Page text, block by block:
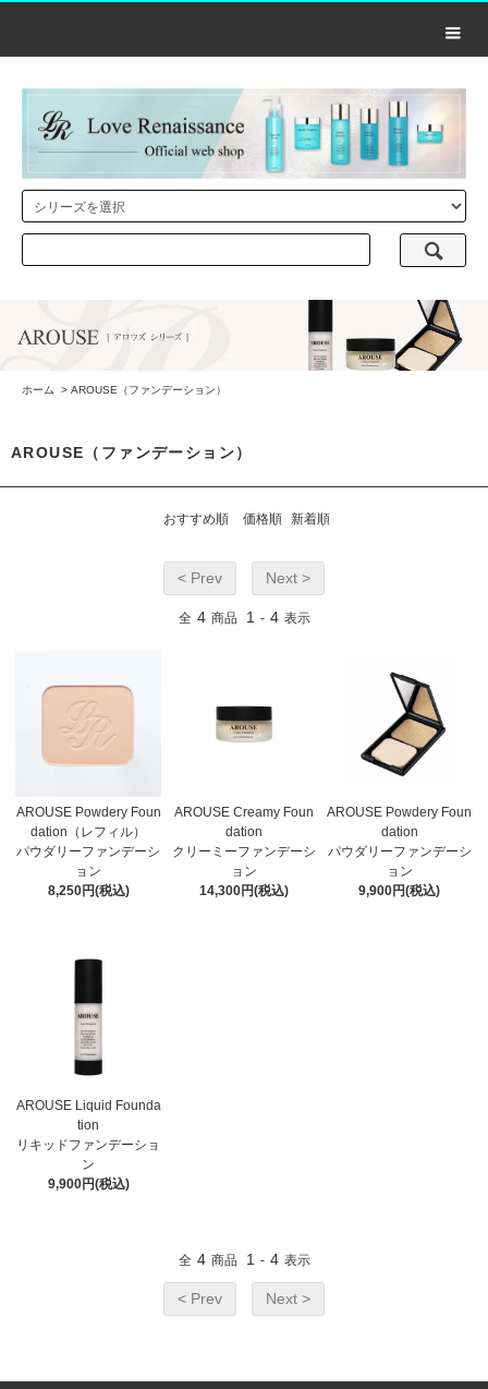
ホーム > AROUSE（ファンデーション）
AROUSE（ファンデーション）
おすすめ順 価格順 新着順
< Prev Next >
全 4 商品 1 - 4 表示
AROUSE Powdery Foun
dation（レフィル）
パウダリーファンデーシ
ョン
8,250円(税込)
AROUSE Creamy Foun
dation
クリーミーファンデーシ
ョン
14,300円(税込)
AROUSE Powdery Foun
dation
パウダリーファンデーシ
ョン
9,900円(税込)
AROUSE Liquid Founda
tion
リキッドファンデーショ
ン
9,900円(税込)
全 4 商品 1 - 4 表示
< Prev Next >